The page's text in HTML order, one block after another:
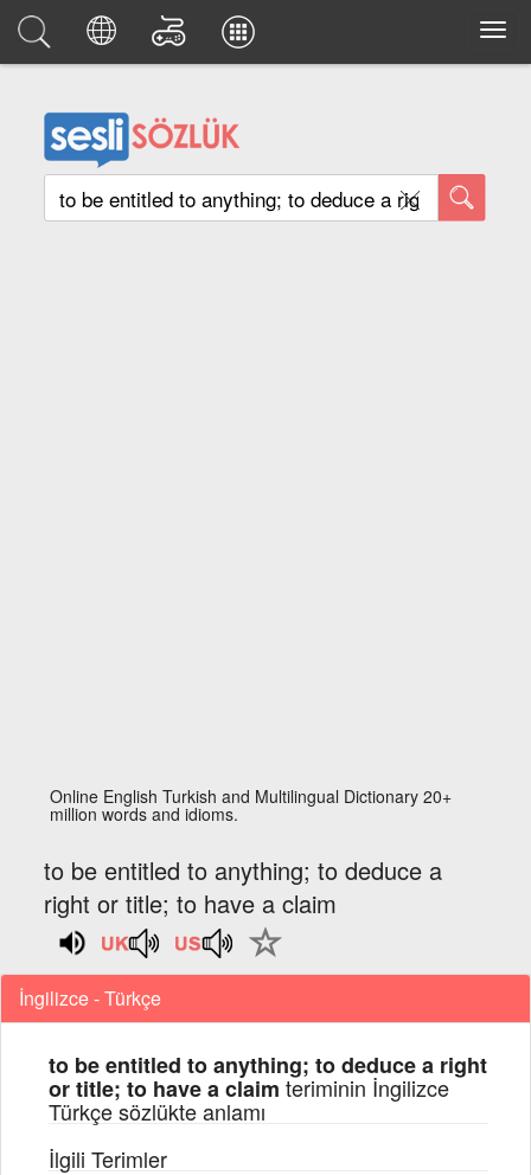
Online English Turkish and Multilingual Dictionary 20+
million words and idioms.
to be entitled to anything; to deduce a
right or title; to have a claim
İngilizce - Türkçe
to be entitled to anything; to deduce a right
or title; to have a claim teriminin İngilizce
Türkçe sözlükte anlamı
İlgili Terimler